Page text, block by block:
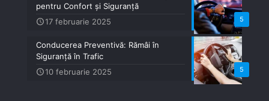
5
pentru Confort și Siguranță
17 februarie 2025
5
Conducerea Preventivă: Rămâi în
Siguranță în Trafic
10 februarie 2025